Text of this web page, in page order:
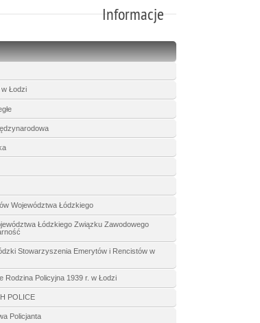
Informacje
Łodzi
Województwa Łódzkiego
Łódzkiego Związku Zawodowego
Stowarzyszenia Emerytów i Rencistów w
Rodzina Policyjna 1939 r. w Łodzi
POLICE
Policjanta